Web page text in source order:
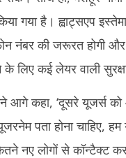
गया है। ह्वाट्सएप
नंबर की जरूरत होगी
लिए कई लेयर वाली
ने आगे कहा, ‘दूसरे यूजर्स
पता होना चाहिए,
नए लोगों से कॉन्टैक्ट